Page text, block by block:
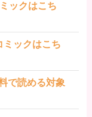
ックはこち
ックはこち
で読める対象